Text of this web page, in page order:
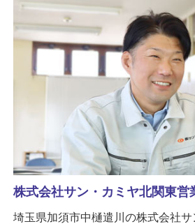
株式会社サン・カミヤ北関東営
埼玉県加須市中樋遣川の株式会社